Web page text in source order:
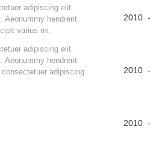
adipiscing elit.
Aeonummy hendrerit
varius mi.
adipiscing elit.
Aeonummy hendrerit
adipiscing
2010 -
2010 -
2010 -